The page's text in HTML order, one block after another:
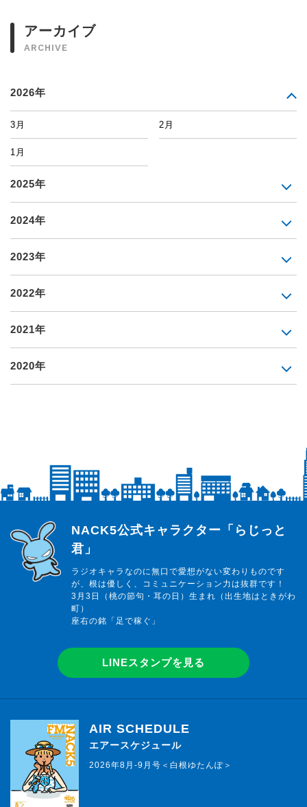
アーカイブ
ARCHIVE
2026年
3月 2月
1月
2025年
2024年
2023年
2022年
2021年
2020年
らじっと君
NACK5公式キャラクター「らじっと
君」
ラジオキャラなのに無口で愛想がない変わりものです
が、根は優しく、コミュニケーション力は抜群です！
3月3日（桃の節句・耳の日）生まれ（出生地はときがわ
町）
座右の銘「足で稼ぐ」
LINEスタンプを見る
AIR SCHEDULE
エアースケジュール
2026年8月-9月号＜白根ゆたんぽ＞